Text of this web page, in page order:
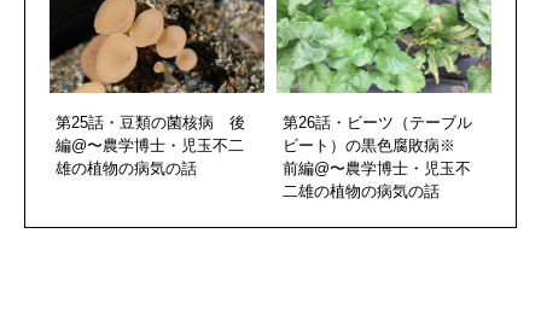
第25話・豆類の菌核病 後
編@〜農学博士・児玉不二
雄の植物の病気の話
第26話・ビーツ（テーブル
ビート）の黒色腐敗病※
前編@〜農学博士・児玉不
二雄の植物の病気の話